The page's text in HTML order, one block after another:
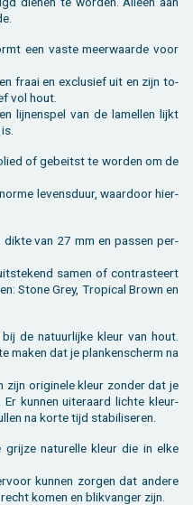
een vaste meer­waar­de voor
fraai en ex­clu­sief uit en zijn to­
vol hout.
lij­nen­spel van de la­mel­len lijkt
of ge­beitst te wor­den om de
le­vens­duur, waar­door hier­
dikte van 27 mm en pas­sen per­
samen of con­tras­teert
Stone Grey, Tro­pi­cal Brown en
de na­tuur­lij­ke kleur van hout.
maken dat je plan­ken­scherm na
zijn ori­gi­ne­le kleur zon­der dat je
kun­nen ui­ter­aard lich­te kleur­
na korte tijd sta­bi­li­se­ren.
grij­ze na­tu­rel­le kleur die in elke
kun­nen zor­gen dat an­de­re
komen en blik­van­ger zijn.